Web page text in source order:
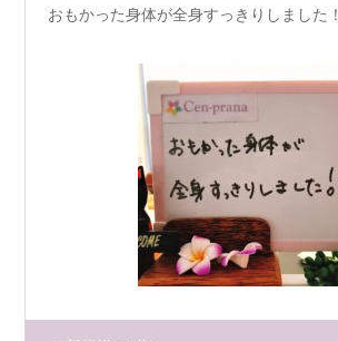
おもかった身体が全身すっきりしました！